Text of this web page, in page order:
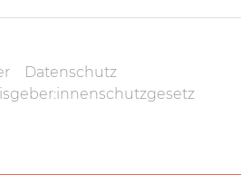
Datenschutz